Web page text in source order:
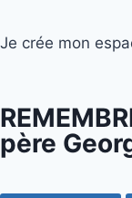
Je crée mon
père